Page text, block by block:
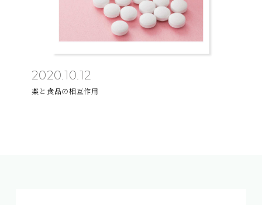
2020.10.12
薬と食品の相互作用